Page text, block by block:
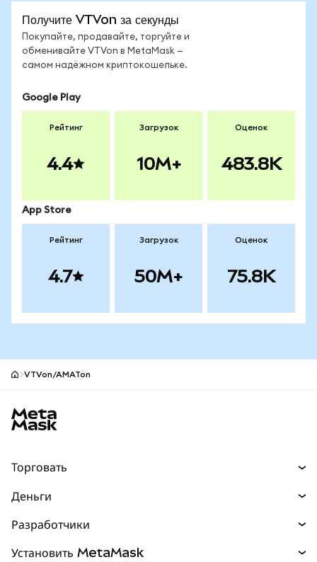
Получите VTVon за секунды
Покупайте, продавайте, торгуйте и
обменивайте VTVon в MetaMask —
самом надёжном криптокошельке.
Google Play
Рейтинг
4.4
Загрузок
10M+
Оценок
483.8K
App Store
Рейтинг
4.7
Загрузок
50M+
Оценок
75.8K
VTVon/AMATon
Торговать
Прогнозы
Перпы НОВИНКА
Деньги
Разработчики
Установить MetaMask